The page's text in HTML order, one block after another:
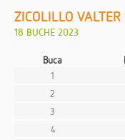
ZICOLILLO VALTER
18 BUCHE 2023
Buca
1
2
3
4